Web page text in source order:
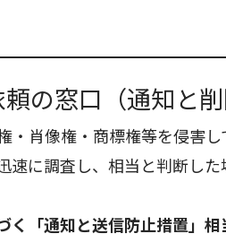
の窓口（通知と削
・肖像権・商標権等を侵害
速に調査し、相当と判断し
く「通知と送信防止措置」相